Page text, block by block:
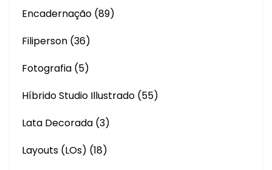
Encadernação (89)
Filiperson (36)
Fotografia (5)
Híbrido Studio Illustrado (55)
Lata Decorada (3)
Layouts (LOs) (18)